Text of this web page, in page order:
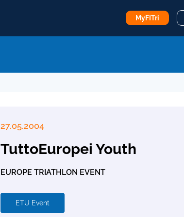
MyFITri
27.05.2004
TuttoEuropei Youth
EUROPE TRIATHLON EVENT
ETU Event